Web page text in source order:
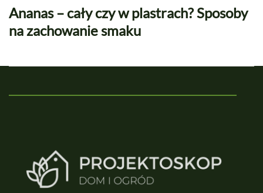
Ananas – cały czy w plastrach? Sposoby
na zachowanie smaku